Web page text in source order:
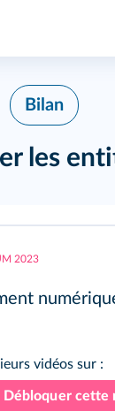
Bilan
les
2023
vidéos sur :
matière
;
Débloquer cette